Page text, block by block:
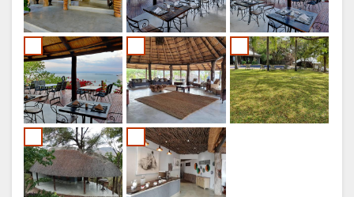
CATALAN
CZECH
RUSSISCH
CHINESE
(SIMPLIFIED)